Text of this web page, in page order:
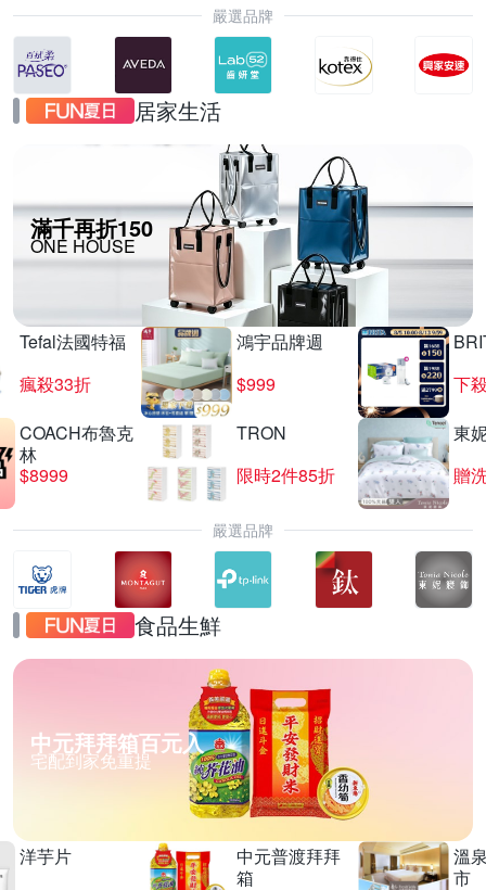
嚴選品牌
居家生活
滿千再折150
ONE HOUSE
Tefal法國特福
瘋殺33折
鴻宇品牌週
$999
下
COACH布魯克
林
$8999
TRON
限時2件85折
東
贈
嚴選品牌
食品生鮮
中元拜拜箱百元入
宅配到家免重提
洋芋片
中元普渡拜拜
箱
溫
市